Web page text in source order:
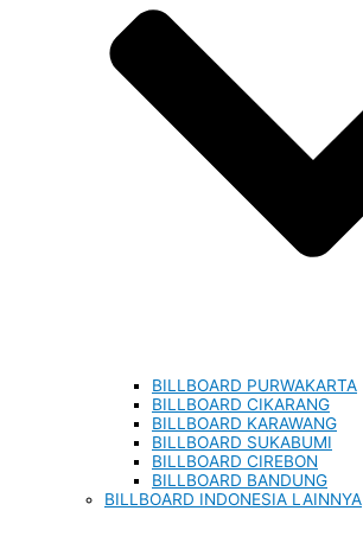
BILLBOARD PURWAKARTA
BILLBOARD CIKARANG
BILLBOARD KARAWANG
BILLBOARD SUKABUMI
BILLBOARD CIREBON
BILLBOARD BANDUNG
BILLBOARD INDONESIA LAINNYA